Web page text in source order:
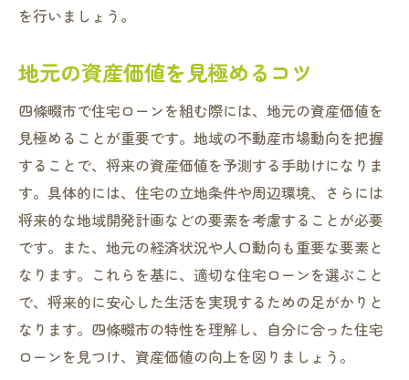
を行いましょう。
地元の資産価値を見極めるコツ
四條畷市で住宅ローンを組む際には、地元の資産価値を
見極めることが重要です。地域の不動産市場動向を把握
することで、将来の資産価値を予測する手助けになりま
す。具体的には、住宅の立地条件や周辺環境、さらには
将来的な地域開発計画などの要素を考慮することが必要
です。また、地元の経済状況や人口動向も重要な要素と
なります。これらを基に、適切な住宅ローンを選ぶこと
で、将来的に安心した生活を実現するための足がかりと
なります。四條畷市の特性を理解し、自分に合った住宅
ローンを見つけ、資産価値の向上を図りましょう。